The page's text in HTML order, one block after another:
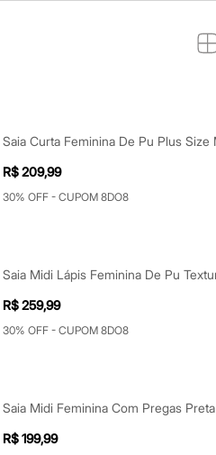
R$ 209,99
30% OFF - CUPOM 8DO8
R$ 259,99
30% OFF - CUPOM 8DO8
Saia Midi Feminina Com Pregas Preta
R$ 199,99